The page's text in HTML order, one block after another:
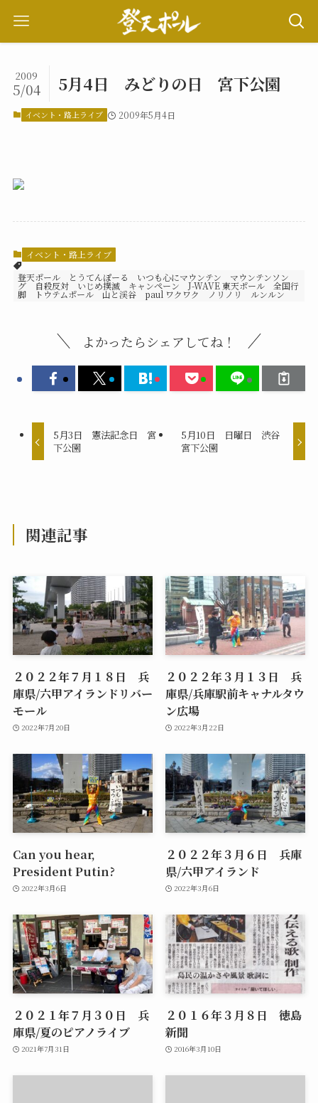
5月4日 みどりの日 宮下公園
2009
5/04
イベント・路上ライブ 2009年5月4日
イベント・路上ライブ
登天ポール とうてんぽーる いつも心にマウンテン マウンテンソン
グ 自殺反対 いじめ撲滅 キャンペーン J-WAVE 東天ポール 全国行
脚 トウテムポール 山と渓谷 paul ワクワク ノリノリ ルンルン
よかったらシェアしてね！
5月3日 憲法記念日 宮
下公園
5月10日 日曜日 渋谷
宮下公園
関連記事
２０２２年７月１８日 兵
庫県/六甲アイランドリバー
モール
2022年7月20日
２０２２年３月１３日 兵
庫県/兵庫駅前キャナルタウ
ン広場
2022年3月22日
Can you hear,
President Putin?
2022年3月6日
２０２２年３月６日 兵庫
県/六甲アイランド
2022年3月6日
２０２１年７月３０日 兵
庫県/夏のピアノライブ
2021年7月31日
２０１６年３月８日 徳島
新聞
2016年3月10日